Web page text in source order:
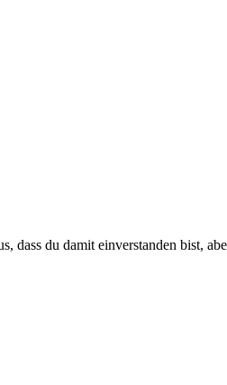
dass du damit einverstanden bist,